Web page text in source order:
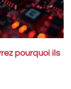
pourquoi ils